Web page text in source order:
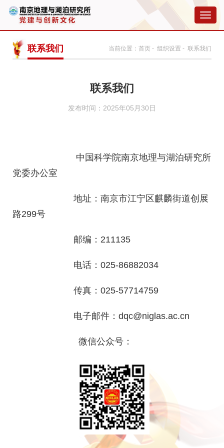
切
换
航
联系我们 当前位置： 首页 - 组织设置 - 联系我们
联系我们
发布时间：2025年05月30日
中国科学院南京地理与湖泊研究所
党委办公室
地址 ： 南京市江宁区麒麟街道创展
路299号
邮编 ： 211135
电话 ： 025-86882034
传真：025-57714759
电子邮件 ： dqc@niglas.ac.cn
微信公众号 ：